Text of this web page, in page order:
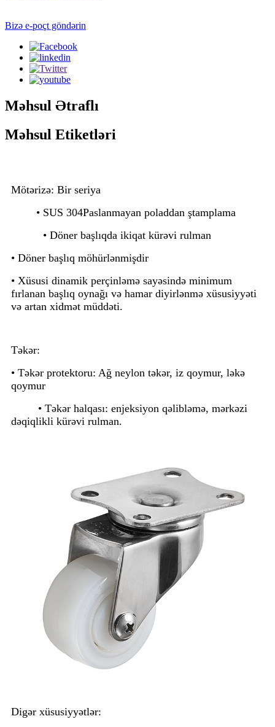
Bizə e-poçt göndərin
Məhsul Ətraflı
Məhsul Etiketləri
Mötərizə: Bir seriya
• SUS 304Paslanmayan poladdan ştamplama
• Döner başlıqda ikiqat kürəvi rulman
• Döner başlıq möhürlənmişdir
• Xüsusi dinamik perçinləmə sayəsində minimum
fırlanan başlıq oynağı və hamar diyirlənmə xüsusiyyəti
və artan xidmət müddəti.
Təkər:
• Təkər protektoru: Ağ neylon təkər, iz qoymur, ləkə
qoymur
• Təkər halqası: enjeksiyon qəlibləmə, mərkəzi
dəqiqlikli kürəvi rulman.
Digər xüsusiyyətlər: